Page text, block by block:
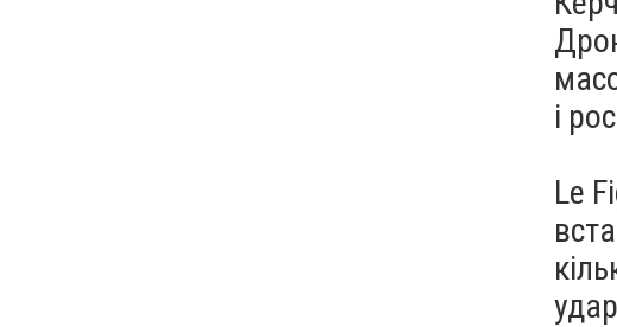
і
Le